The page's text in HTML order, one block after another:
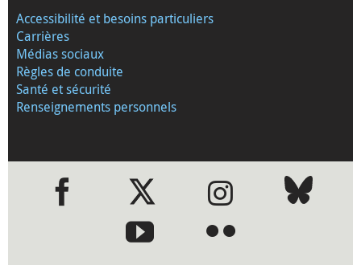
Accessibilité et besoins particuliers
Carrières
Médias sociaux
Règles de conduite
Santé et sécurité
Renseignements personnels
●●